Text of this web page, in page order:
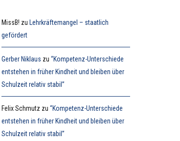
MissB! zu Lehrkräftemangel – staatlich
gefördert
Gerber Niklaus zu“Kompetenz-Unterschiede
entstehen in früher Kindheit und bleiben über
Schulzeit relativ stabil”
Felix Schmutz zu“Kompetenz-Unterschiede
entstehen in früher Kindheit und bleiben über
Schulzeit relativ stabil”